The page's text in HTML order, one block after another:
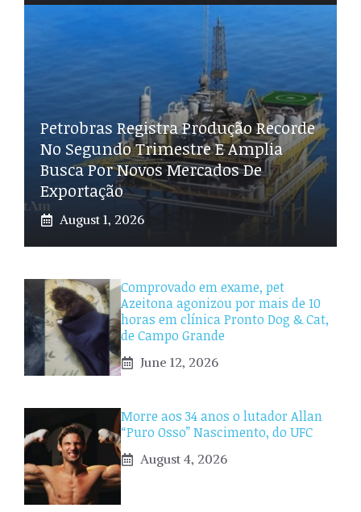
Petrobras Registra Produção Recorde
No Segundo Trimestre E Amplia
Busca Por Novos Mercados De
Exportação
August 1, 2026
Comprovado em exame, pet
Azeitona agonizou por mais de 10
horas em clínica Pronto Dog & Cat,
de Campo Grande
June 12, 2026
Morre aos 34 anos o lutador Allan
“Puro Osso” Nascimento, do UFC
August 4, 2026